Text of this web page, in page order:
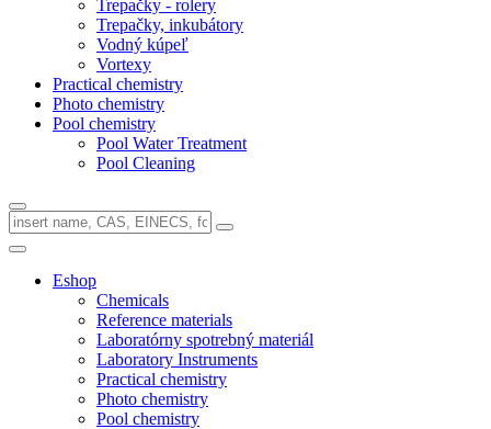
Trepačky - rolery
Trepačky, inkubátory
Vodný kúpeľ
Vortexy
Practical chemistry
Photo chemistry
Pool chemistry
Pool Water Treatment
Pool Cleaning
Eshop
Chemicals
Reference materials
Laboratórny spotrebný materiál
Laboratory Instruments
Practical chemistry
Photo chemistry
Pool chemistry